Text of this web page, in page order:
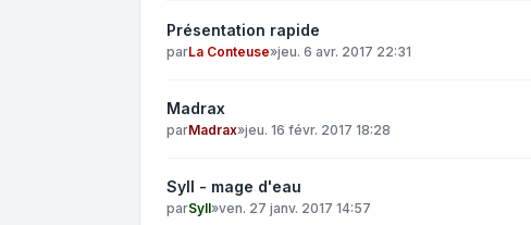
Présentation rapide
parLa Conteuse»jeu. 6 avr. 2017 22:31
Madrax
parMadrax»jeu. 16 févr. 2017 18:28
Syll - mage d'eau
parSyll»ven. 27 janv. 2017 14:57